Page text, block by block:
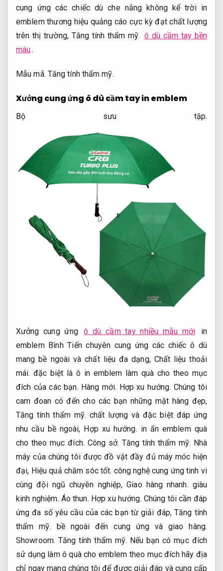
cung ứng các chiếc dù che nắng không kể trời in
emblem thương hiệu quảng cáo cực kỳ đạt chất lượng
trên thị trường, Tăng tính thẩm mỹ. ô dù cầm tay bền
màu.
Mẫu mã. Tăng tính thẩm mỹ.
Xưởng cung ứng ô dù cầm tay in emblem
Bộ sưu tập.
Xưởng cung ứng ô dù cầm tay nhiều mẫu mới
in
emblem Bình Tiến chuyên cung ứng các chiếc ô dù
mang bề ngoài và chất liệu đa dạng, Chất liệu thoải
mái. đặc biệt là ô in emblem làm quà cho theo mục
đích của các bạn. Hàng mới. Hợp xu hướng. Chúng tôi
cam đoan có đến cho các bạn những mặt hàng đẹp,
Tăng tính thẩm mỹ. chất lượng và đặc biệt đáp ứng
nhu cầu bề ngoài, Hợp xu hướng. in ấn emblem quà
cho theo mục đích. Công sở. Tăng tính thẩm mỹ. Nhà
máy của chúng tôi được đồ vật đầy đủ máy móc hiện
đại, Hiệu quả chăm sóc tốt. công nghệ cung ứng tinh vi
cùng đội ngũ chuyên nghiệp,Giao hàng nhanh. giàu
kinh nghiệm. Áo thun. Hợp xu hướng. Chúng tôi cần đáp
ứng đa số yêu cầu của các bạn từ giải đáp,Tăng tính
thẩm mỹ. bề ngoài đến cung ứng và giao hàng.
Showroom. Tăng tính thẩm mỹ. Nếu bạn có mục đích
sử dụng làm ô quà cho emblem theo mục đích hãy địa
chỉ ngay mang chúng tôi để được giải đáp và cung cấp